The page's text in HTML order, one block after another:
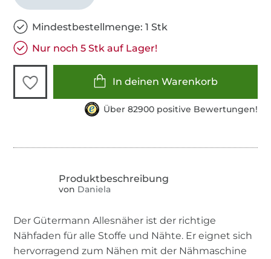
Mindestbestellmenge: 1 Stk
Nur noch 5 Stk auf Lager!
In deinen Warenkorb
Über 82900 positive Bewertungen!
von Daniela
Der Gütermann Allesnäher ist der richtige
Nähfaden für alle Stoffe und Nähte. Er eignet sich
hervorragend zum Nähen mit der Nähmaschine